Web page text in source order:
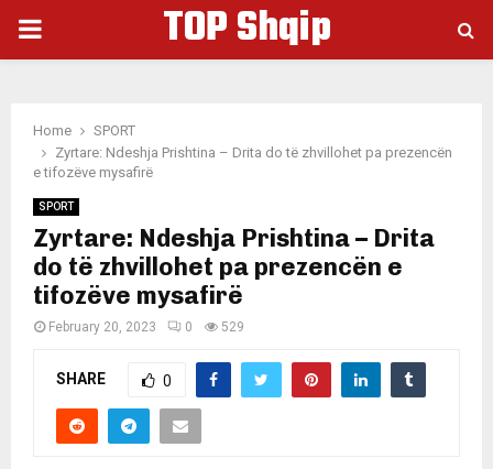
PRIMARY
TOP Shqip
Home
SPORT
Zyrtare: Ndeshja Prishtina – Drita do të zhvillohet pa prezencën
e tifozëve mysafirë
SPORT
Zyrtare: Ndeshja Prishtina – Drita
do të zhvillohet pa prezencën e
tifozëve mysafirë
February 20, 2023 0 529
SHARE 0